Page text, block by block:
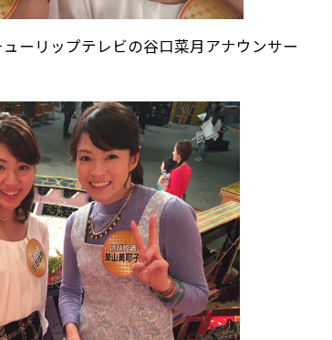
ーリップテレビの谷口菜月アナウンサー